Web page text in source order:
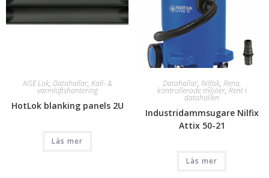
AISE Lok, Datahallar, Kall- &
varmluftshantering
HotLok blanking panels 2U
Läs mer
Datahallar, Nilfisk, Rena,
kontrollerade miljöer, Rent i
datahallen
Industridammsugare Nilfix
Attix 50-21
Läs mer